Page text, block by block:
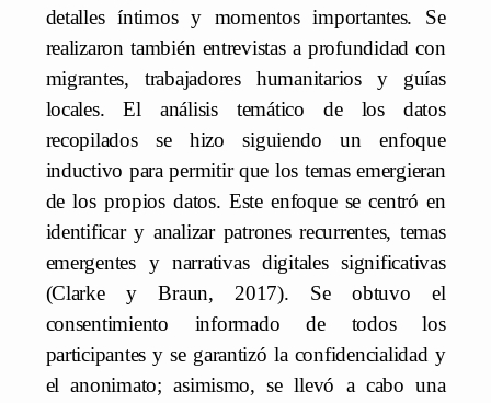
detalles íntimos y momentos importantes. Se
realizaron también entrevistas a profundidad con
migrantes, trabajadores humanitarios y guías
locales. El análisis temático de los datos
recopilados se hizo siguiendo un enfoque
inductivo para permitir que los temas emergieran
de los propios datos. Este enfoque se centró en
identificar y analizar patrones recurrentes, temas
emergentes y narrativas digitales significativas
(Clarke y Braun, 2017). Se obtuvo el
consentimiento informado de todos los
participantes y se garantizó la confidencialidad y
el anonimato; asimismo, se llevó a cabo una